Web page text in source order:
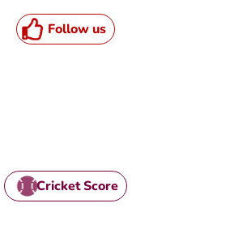
Follow us
Cricket Score